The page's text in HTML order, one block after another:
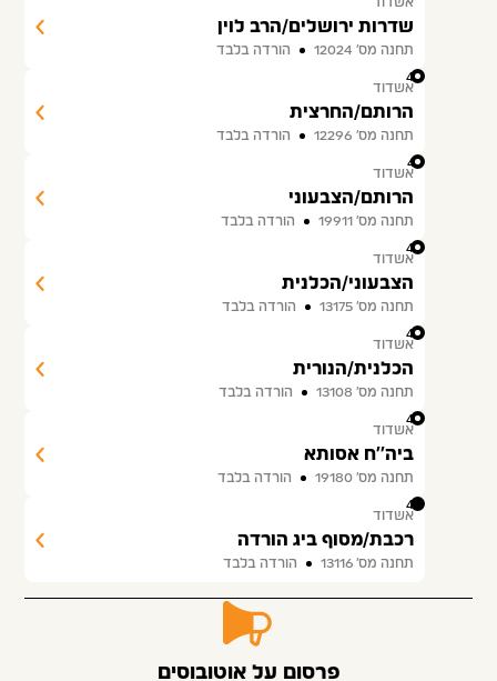
שדרות ירושלים/הרב לוין
תחנה מס׳ 12024 הורדה בלבד
40
אשדוד
הרותם/החרצית
תחנה מס׳ 12296 הורדה בלבד
41
אשדוד
הרותם/הצבעוני
תחנה מס׳ 19911 הורדה בלבד
42
אשדוד
הצבעוני/הכלנית
תחנה מס׳ 13175 הורדה בלבד
43
אשדוד
הכלנית/הנורית
תחנה מס׳ 13108 הורדה בלבד
44
אשדוד
ביה''ח אסותא
תחנה מס׳ 19180 הורדה בלבד
45
אשדוד
רכבת/מסוף ביג הורדה
תחנה מס׳ 13116 הורדה בלבד
פרסום על אוטובוסים